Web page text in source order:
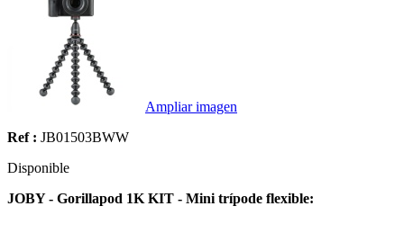
Ampliar imagen
Ref : JB01503BWW
Disponible
JOBY - Gorillapod 1K KIT - Mini trípode flexible: